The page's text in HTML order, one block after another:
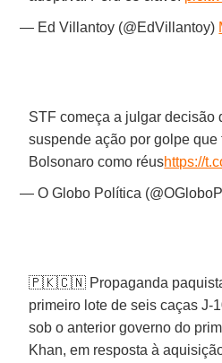
— Ed Villantoy (@EdVillantoy)
STF começa a julgar decisão
suspende ação por golpe que
Bolsonaro como réushttps://
— O Globo Política
🇵🇰🇨🇳 Propaganda
primeiro lote de seis caças J-
sob o anterior governo do
Khan, em resposta à